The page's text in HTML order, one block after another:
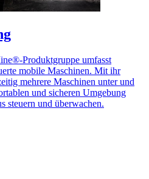
Produktgruppe umfasst
mobile Maschinen. Mit ihr
mehrere Maschinen unter und
und sicheren Umgebung
steuern und überwachen.